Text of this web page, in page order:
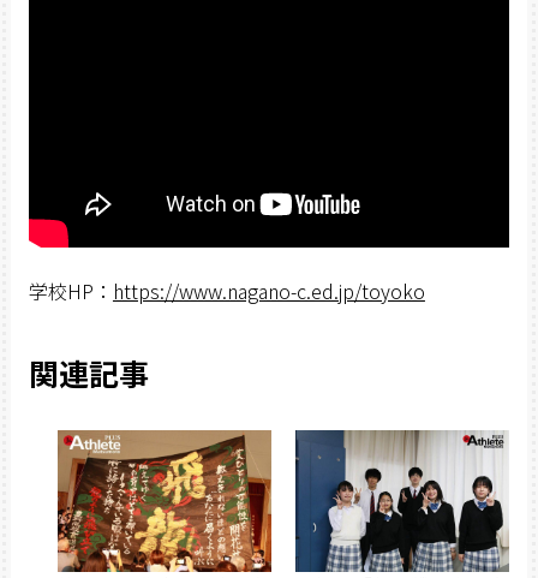
学校HP： https://www.nagano-c.ed.jp/toyoko
関連記事